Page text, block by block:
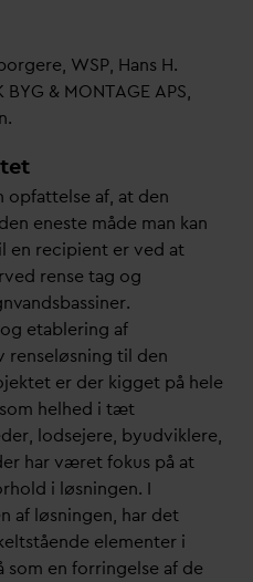
WSP, Hans H.
BYG & MONTAGE APS,
opfattelse af, at den
eneste måde man kan
en recipient er ved at
rense tag og
vandsbassiner.
etablering af
renseløsning til den
er der kigget på hele
helhed i tæt
lodsejere, byudviklere,
har været fokus på at
i løsningen. I
af løsningen, har det
elementer i
som en forringelse af de